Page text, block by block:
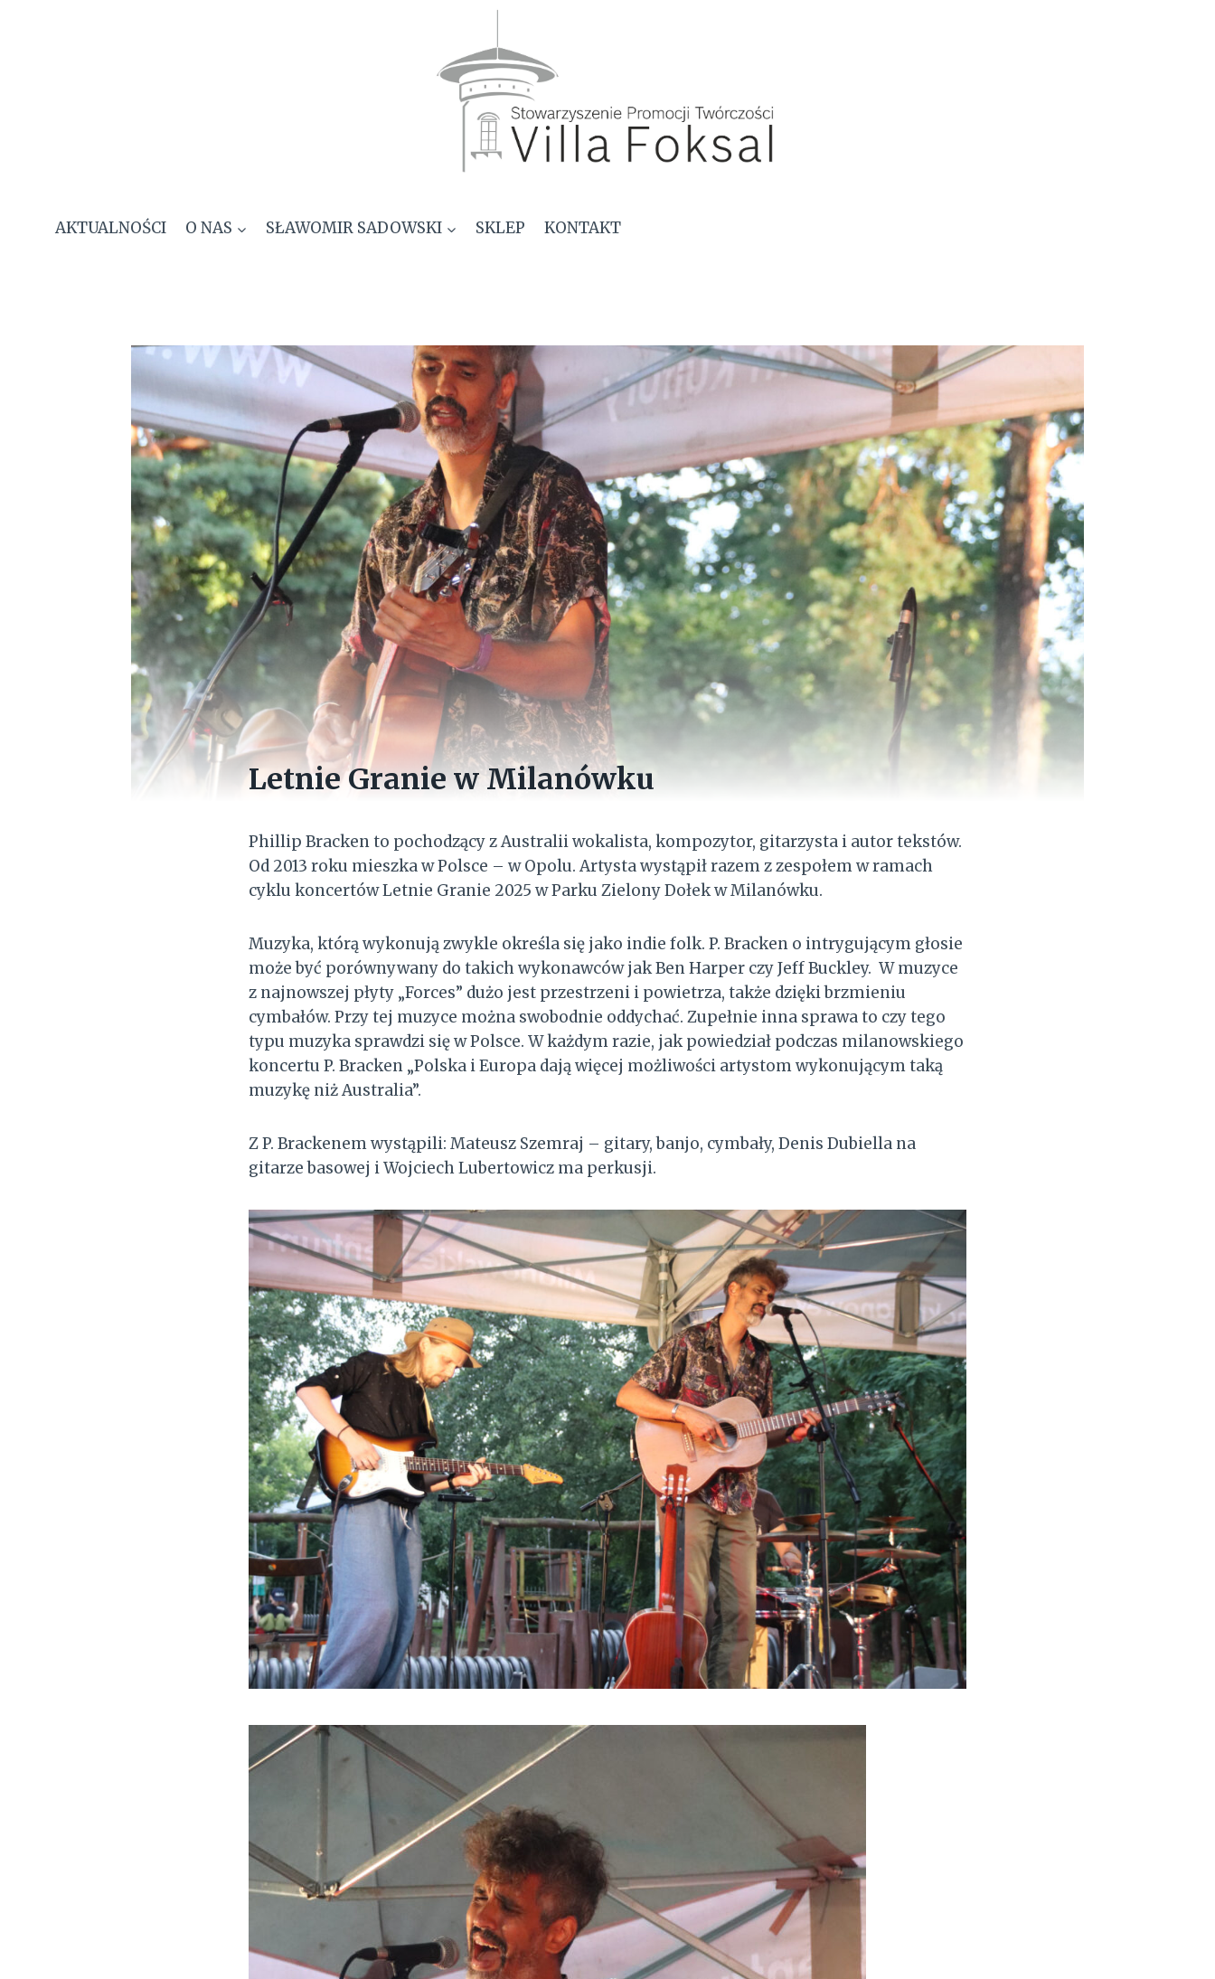
AKTUALNOŚCI O NAS SŁAWOMIR SADOWSKI SKLEP KONTAKT
Letnie Granie w Milanówku
Phillip Bracken to pochodzący z Australii wokalista, kompozytor, gitarzysta i autor tekstów.
Od 2013 roku mieszka w Polsce – w Opolu. Artysta wystąpił razem z zespołem w ramach
cyklu koncertów Letnie Granie 2025 w Parku Zielony Dołek w Milanówku.
Muzyka, którą wykonują zwykle określa się jako indie folk. P. Bracken o intrygującym głosie
może być porównywany do takich wykonawców jak Ben Harper czy Jeff Buckley. W muzyce
z najnowszej płyty „Forces” dużo jest przestrzeni i powietrza, także dzięki brzmieniu
cymbałów. Przy tej muzyce można swobodnie oddychać. Zupełnie inna sprawa to czy tego
typu muzyka sprawdzi się w Polsce. W każdym razie, jak powiedział podczas milanowskiego
koncertu P. Bracken „Polska i Europa dają więcej możliwości artystom wykonującym taką
muzykę niż Australia”.
Z P. Brackenem wystąpili: Mateusz Szemraj – gitary, banjo, cymbały, Denis Dubiella na
gitarze basowej i Wojciech Lubertowicz ma perkusji.